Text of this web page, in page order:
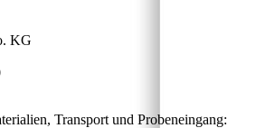
KG
Transport und Probeneingang: